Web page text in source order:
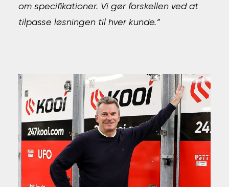
om specifikationer. Vi gør forskellen ved at
tilpasse løsningen til hver kunde.”